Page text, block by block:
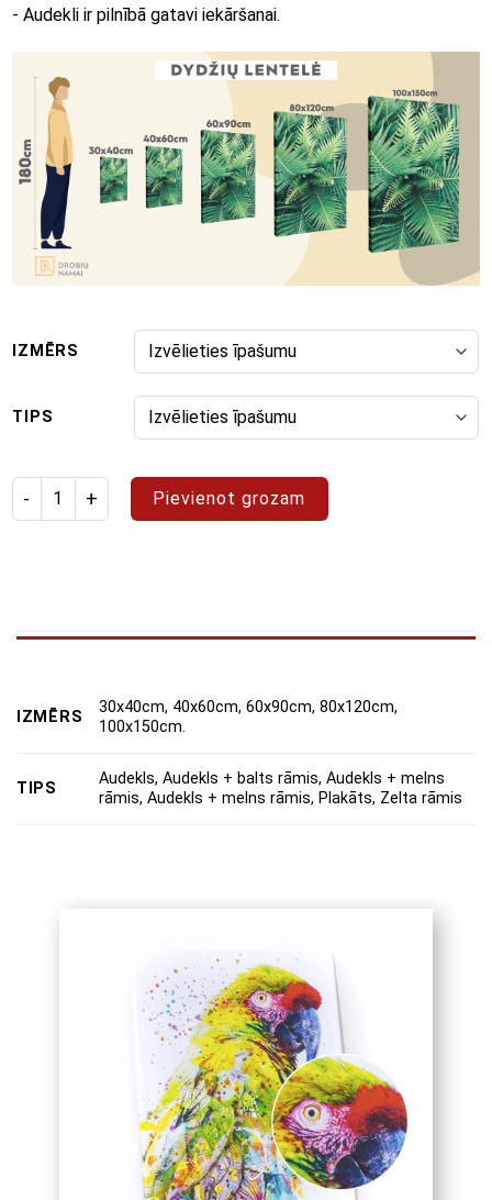
- Audekli ir pilnībā gatavi iekāršanai.
IZMĒRS
TIPS
Izstrādājuma daudzums: glezna "Pop Art 88"
Pievienot grozam
IZMĒRS
30x40cm, 40x60cm, 60x90cm, 80x120cm,
100x150cm.
TIPS
Audekls, Audekls + balts rāmis, Audekls + melns
rāmis, Audekls + melns rāmis, Plakāts, Zelta rāmis